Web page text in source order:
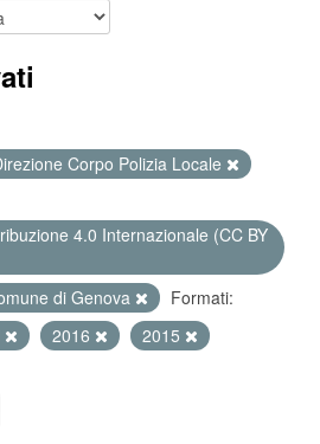
Corpo Polizia Locale
4.0 Internazionale (CC BY
di Genova
Formati:
2016
2015